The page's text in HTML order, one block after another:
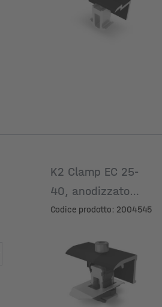
K2 Clamp EC 25-
40, anodizzato
nero
Codice prodotto: 2004545